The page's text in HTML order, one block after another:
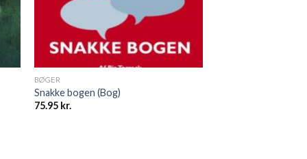
BØGER
Snakke bogen (Bog)
75.95 kr.